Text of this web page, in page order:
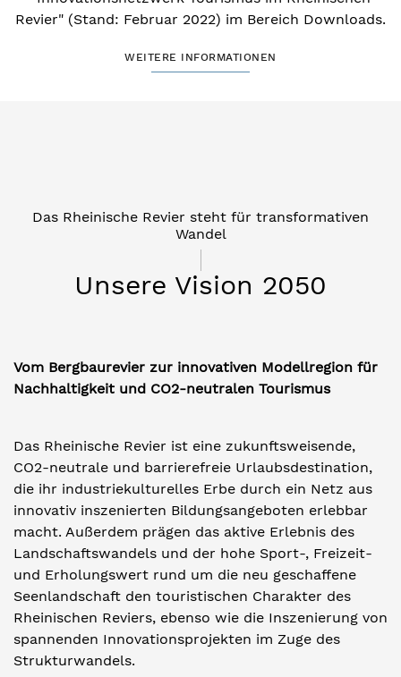
Revier" (Stand: Februar 2022) im Bereich Downloads.
WEITERE INFORMATIONEN
Das Rheinische Revier steht für transformativen
Wandel
Unsere Vision 2050
Vom Bergbaurevier zur innovativen Modellregion für
Nachhaltigkeit und CO2-neutralen Tourismus
Das Rheinische Revier ist eine zukunftsweisende,
CO2-neutrale und barrierefreie Urlaubsdestination,
die ihr industriekulturelles Erbe durch ein Netz aus
innovativ inszenierten Bildungsangeboten erlebbar
macht. Außerdem prägen das aktive Erlebnis des
Landschaftswandels und der hohe Sport-, Freizeit-
und Erholungswert rund um die neu geschaffene
Seenlandschaft den touristischen Charakter des
Rheinischen Reviers, ebenso wie die Inszenierung von
spannenden Innovationsprojekten im Zuge des
Strukturwandels.